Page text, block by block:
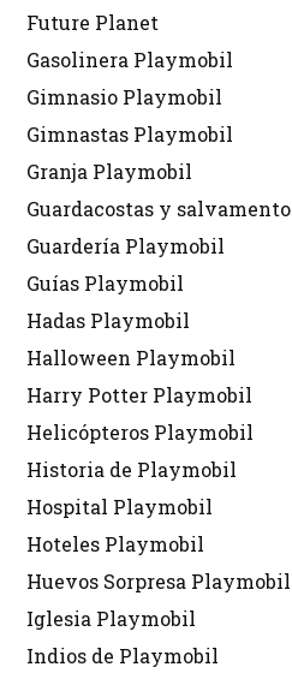
Future Planet
Gasolinera Playmobil
Gimnasio Playmobil
Gimnastas Playmobil
Granja Playmobil
Guardacostas y salvamento
Guardería Playmobil
Guías Playmobil
Hadas Playmobil
Halloween Playmobil
Harry Potter Playmobil
Helicópteros Playmobil
Historia de Playmobil
Hospital Playmobil
Hoteles Playmobil
Huevos Sorpresa Playmobil
Iglesia Playmobil
Indios de Playmobil